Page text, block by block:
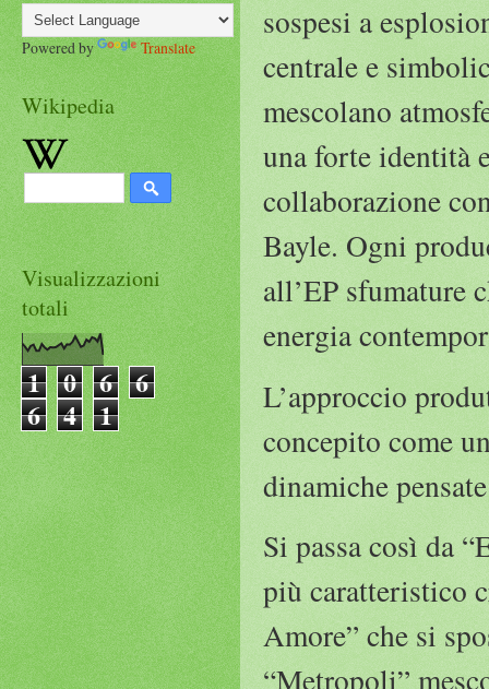
sospesi a
centrale e
mescolano
una forte identità
collaborazione
Bayle. Ogni
all’EP sfumature
energia
L’approccio
concepito come
dinamiche
Si passa così da
più caratteristico
Amore” che si
“Metropoli”
Powered by Translate
Wikipedia
Visualizzazioni
totali
1 0 6 6
6 4 1